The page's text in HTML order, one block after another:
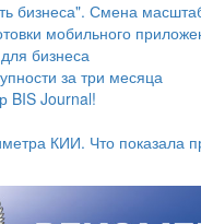
бизнеса". Смена
мобильного
бизнеса
за три месяца
BIS Journal!
КИИ. Что показала